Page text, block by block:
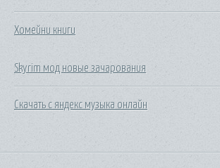
Хомейни книги
Skyrim мод новые зачарования
Скачать с яндекс музыка онлайн